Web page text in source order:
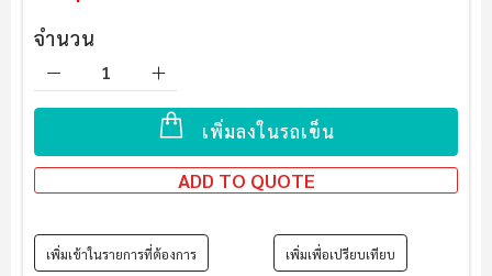
จำนวน
เพิ่มลงในรถเข็น
ADD TO QUOTE
เพิ่มเข้าในรายการที่ต้องการ เพิ่มเพื่อเปรียบเทียบ